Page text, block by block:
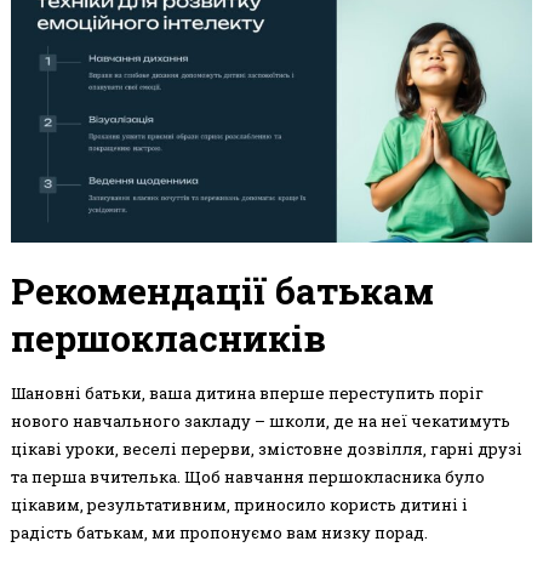
Рекомендації батькам
першокласників
Шановні батьки, ваша дитина вперше переступить поріг
нового навчального закладу – школи, де на неї чекатимуть
цікаві уроки, веселі перерви, змістовне дозвілля, гарні друзі
та перша вчителька. Щоб навчання першокласника було
цікавим, результативним, приносило користь дитині і
радість батькам, ми пропонуємо вам низку порад.